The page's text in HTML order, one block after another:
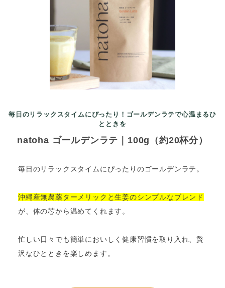
毎日のリラックスタイムにぴったり！ゴールデンラテで心温まるひ
とときを
natoha ゴールデンラテ｜100g（約20杯分）
毎日のリラックスタイムにぴったりのゴールデンラテ。
沖縄産無農薬ターメリックと生姜のシンプルなブレンド
が、体の芯から温めてくれます。
忙しい日々でも簡単においしく健康習慣を取り入れ、贅
沢なひとときを楽しめます。